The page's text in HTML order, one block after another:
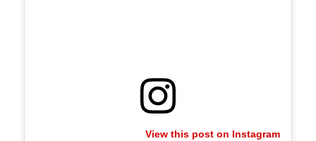
View this post on Instagram